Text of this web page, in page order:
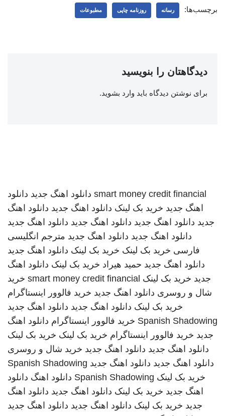
برچسب‌ها: رسانه روزنامه چاپی مطبوعات
دیدگاهتان را بنویسید
برای نوشتن دیدگاه باید وارد بشوید.
smart money credit financial دانلود اهنگ جدید دانلود
اهنگ جدید خرید بک لینک دانلود اهنگ جدید دانلود اهنگ
جدید دانلود اهنگ جدید دانلود اهنگ جدید دانلود اهنگ جدید
دانلود اهنگ جدید دانلود اهنگ جدید مترجم انگلیسی
فارسی خرید بک لینک خرید بک لینک دانلود اهنگ جدید
دانلود اهنگ جدید حمید هیراد خرید بک لینک دانلود اهنگ
جدید خرید بک لینک smart money credit financial خرید
شال و روسری دانلود اهنگ جدید خرید فالوور اینستاگرام
خرید بک لینک دانلود اهنگ جدید دانلود اهنگ جدید
Spanish Shadowing خرید فالوور اینستاگرام دانلود اهنگ
جدید خرید فالوور اینستاگرام خرید بک لینک خرید بک لینک
دانلود اهنگ جدید دانلود اهنگ جدید خرید شال و روسری
دانلود اهنگ جدید دانلود اهنگ جدید Spanish Shadowing
خرید بک لینک Spanish Shadowing دانلود اهنگ دانلود
اهنگ جدید خرید بک لینک دانلود اهنگ جدید دانلود اهنگ
جدید خرید بک لینک دانلود اهنگ جدید دانلود اهنگ جدید